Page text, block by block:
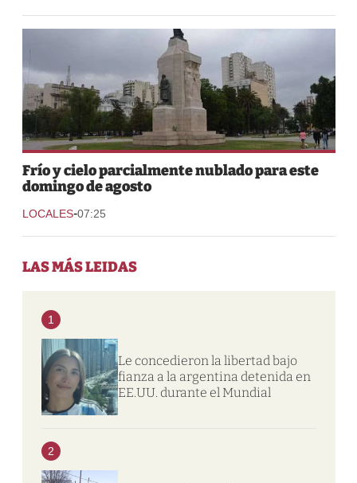
Frío y cielo parcialmente nublado para este
domingo de agosto
LOCALES-07:25
LAS MÁS LEIDAS
1
Le concedieron la libertad bajo
fianza a la argentina detenida en
EE.UU. durante el Mundial
2